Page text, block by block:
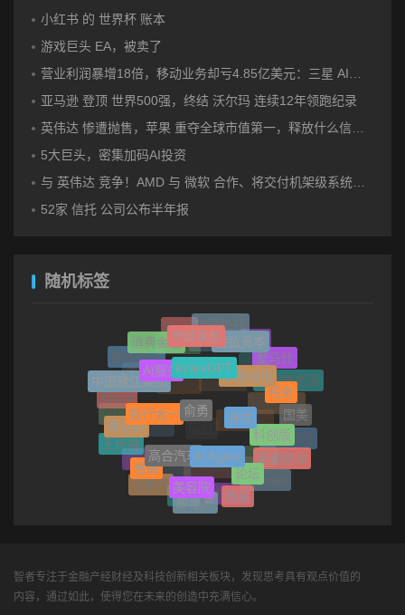
小红书 的 世界杯 账本
游戏巨头 EA，被卖了
营业利润暴增18倍，移动业务却亏4.85亿美元：三星 AI红利的另一面
亚马逊 登顶 世界500强，终结 沃尔玛 连续12年领跑纪录
英伟达 惨遭抛售，苹果 重夺全球市值第一，释放什么信号？
5大巨头，密集加码AI投资
与 英伟达 竞争！AMD 与 微软 合作、将交付机架级系统Helios
52家 信托 公司公布半年报
随机标签
中公教育
沃尔玛
Phi-3中融信托
Intel
超市
Claude
重疾险
王健林
腾讯音乐
消费金融
奈娃家族德弘资本
爱马仕
房屋养老金
新思科技
蚂蚁数科
百度百科
Azure
中国雅江集团
AI服务IndexGPT
智能戒指
税务
国美
浦发银行
同程
陆金所控股
高瓴
闪迪
王传福
曹德旺
报行合一 俞勇
寺库
科创版
高通骁龙
Manner
雅戈尔
维达
天眸芯
慈善
高合汽车AI Agent
论坛
杨振
房地产
美容院
智者专注于金融产经财经及科技创新相关板块，发现思考具有观点价值的
内容，通过如此，使得您在未来的创造中充满信心。